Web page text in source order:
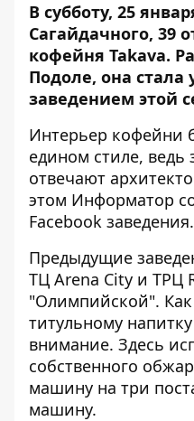
В субботу, 25
Сагайдачного, 39
кофейня Takava.
Подоле, она
заведением этой
Интерьер кофейни
едином стиле, ведь
отвечают
этом Информатор
Facebook заведения.
Предыдущие
ТЦ Arena City и ТРЦ
"Олимпийской".
титульному
внимание. Здесь
собственного
машину на три
машину.